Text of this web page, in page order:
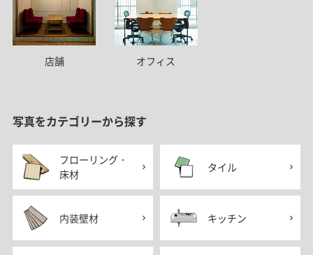
店舗 オフィス
写真をカテゴリーから探す
フローリング・
床材
タイル
内装壁材 キッチン